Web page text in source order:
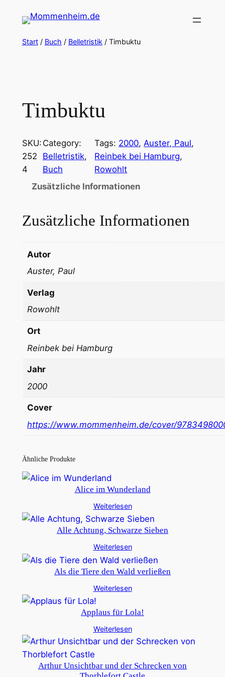
Inhalt
springen
Start/ Buch / Belletristik / Timbuktu
Timbuktu
SKU:
252
4
Category:
Belletristik
Buch
Tags: 2000, Auster, Paul
Reinbek bei Hamburg
Rowohlt
Zusätzliche Informationen
Zusätzliche Informationen
Autor
Auster, Paul
Verlag
Rowohlt
Ort
Reinbek bei Hamburg
Jahr
2000
Cover
https://www.mommenheim.de/cover/
Ähnliche Produkte
Alice im Wunderland
Weiterlesen
Alle Achtung, Schwarze Sieben
Weiterlesen
Als die Tiere den Wald verließen
Weiterlesen
Applaus für Lola!
Weiterlesen
Arthur Unsichtbar und der Schrecken von